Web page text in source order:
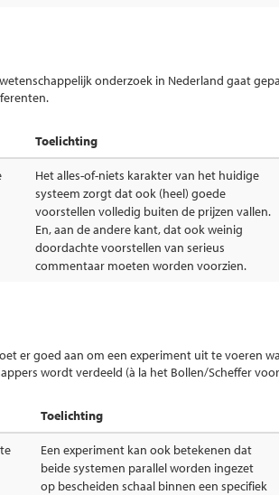
onderzoek in Nederland gaat
Toelichting
Het alles-of-niets karakter van het huidige
systeem zorgt dat ook (heel) goede
voorstellen volledig buiten de prijzen vallen.
En, aan de andere kant, dat ook weinig
doordachte voorstellen van serieus
commentaar moeten worden voorzien.
er goed aan om een experiment uit te voeren
wordt verdeeld (à la het Bollen/Scheffer
Toelichting
Een experiment kan ook betekenen dat
beide systemen parallel worden ingezet
op bescheiden schaal binnen een specifiek